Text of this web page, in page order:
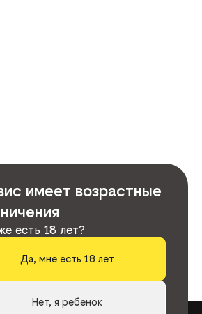
имеет возрастные
есть 18 лет?
Да, мне есть 18 лет
Нет, я ребенок